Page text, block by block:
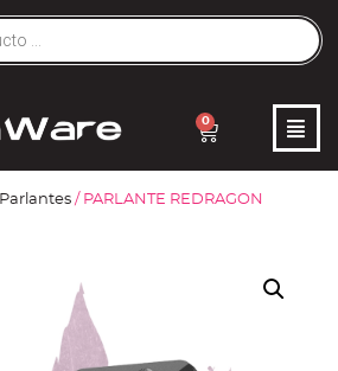
0
Parlantes / PARLANTE REDRAGON